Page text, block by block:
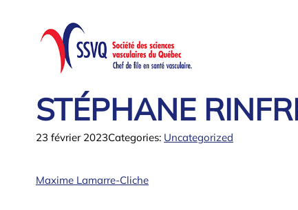
contenu
STÉPHANE
23 février 2023Categories: Uncategorized
Maxime Lamarre-Cliche